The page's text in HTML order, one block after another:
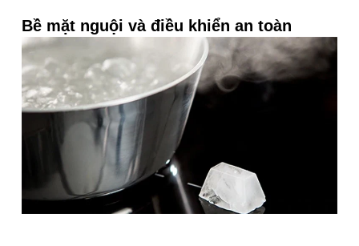
Bề mặt nguội và điều khiển an toàn